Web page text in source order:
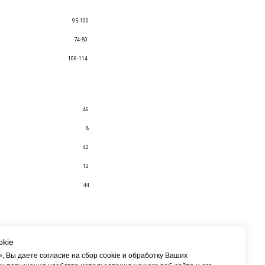
95-100
74-80
106-114
46
8
42
12
44
даете согласие на сбор cookie и обработку Ваших